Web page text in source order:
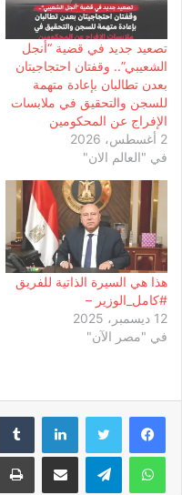
تصعيد جديد في قضية “أنجل
الشعيبي”.. وقفتان احتجاجيتان
بعدن تطالبان بإعادة متهمة
للسجن والتحقيق في ملابسات
الإفراج عن المحكومين
2 أغسطس، 2026
في "العالم الان"
هذا هي السيرة الذاتية للفريق
#كامل_الوزير –
12 ديسمبر، 2025
في "مصر الآن"
لينكدإن
واتساب تيلقرام مشاركة عبر البريد